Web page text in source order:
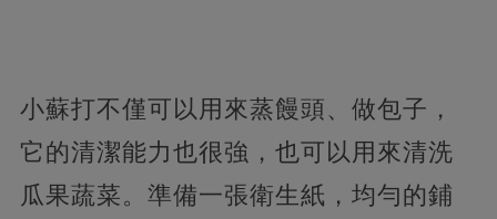
小蘇打不僅可以用來蒸饅頭、做包子，
它的清潔能力也很強，也可以用來清洗
瓜果蔬菜。 準備一張衛生紙，均勻的鋪